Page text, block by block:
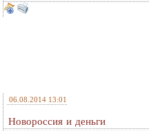
06.08.2014 13:01
Новороссия и деньги